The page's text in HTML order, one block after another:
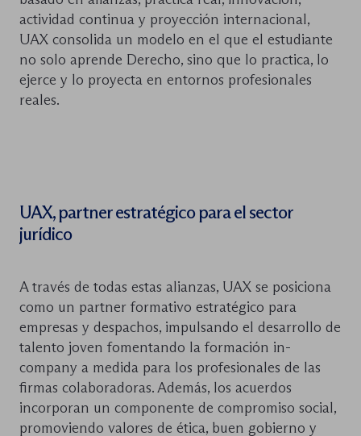
actividad continua y proyección internacional,
UAX consolida un modelo en el que el estudiante
no solo aprende Derecho, sino que lo practica, lo
ejerce y lo proyecta en entornos profesionales
reales.
UAX, partner estratégico para el sector
jurídico
A través de todas estas alianzas, UAX se posiciona
como un partner formativo estratégico para
empresas y despachos, impulsando el desarrollo de
talento joven fomentando la formación in-
company a medida para los profesionales de las
firmas colaboradoras. Además, los acuerdos
incorporan un componente de compromiso social,
promoviendo valores de ética, buen gobierno y